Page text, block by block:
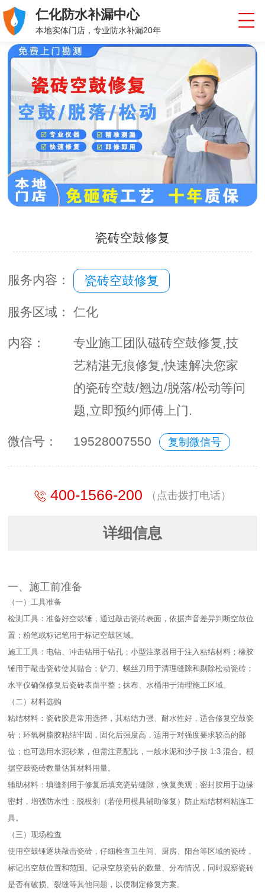
仁化防水补漏中心
本地实体门店，专业防水补漏20年
瓷砖空鼓修复
服务内容： 瓷砖空鼓修复
服务区域： 仁化
内容：
专业施工团队磁砖空鼓修复,技
艺精湛无痕修复,快速解决您家
的瓷砖空鼓/翘边/脱落/松动等问
题,立即预约师傅上门.
微信号： 19528007550 复制微信号
400-1566-200 （点击拨打电话）
详细信息
一、施工前准备​
（一）工具准备​
检测工具：准备好空鼓锤，通过敲击瓷砖表面，依据声音差异判断空鼓位
置；粉笔或标记笔用于标记空鼓区域。​
施工工具：电钻、冲击钻用于钻孔；小型注浆器用于注入粘结材料；橡胶
锤用于敲击瓷砖使其贴合；铲刀、螺丝刀用于清理缝隙和剔除松动瓷砖；
水平仪确保修复后瓷砖表面平整；抹布、水桶用于清理施工区域。​
（二）材料选购​
粘结材料：瓷砖胶是常用选择，其粘结力强、耐水性好，适合修复空鼓瓷
砖；环氧树脂胶粘结牢固，固化后强度高，适用于对强度要求较高的部
位；也可选用水泥砂浆，但需注意配比，一般水泥和沙子按 1:3 混合。根
据空鼓瓷砖数量估算材料用量。​
辅助材料：填缝剂用于修复后填充瓷砖缝隙，恢复美观；密封胶用于边缘
密封，增强防水性；脱模剂（若使用模具辅助修复）防止粘结材料粘连工
具。​
（三）现场检查​
使用空鼓锤逐块敲击瓷砖，仔细检查卫生间、厨房、阳台等区域的瓷砖，
标记出空鼓位置和范围。记录空鼓瓷砖的数量、分布情况，同时观察瓷砖
是否有破损、裂缝等其他问题，以便制定修复方案。​